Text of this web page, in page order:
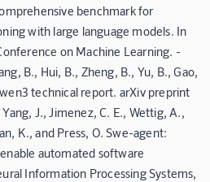
benchmark for
with large language models. In
on Machine Learning. -
B., Hui, B., Zheng, B., Yu, B., Gao,
technical report. arXiv preprint
J., Jimenez, C. E., Wettig, A.,
K., and Press, O. Swe-agent:
automated software
Information Processing Systems,